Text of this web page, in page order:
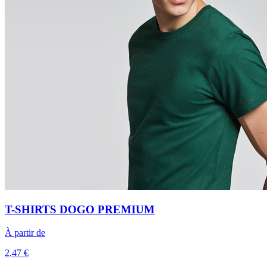
T-SHIRTS DOGO PREMIUM
À partir de
2,47 €